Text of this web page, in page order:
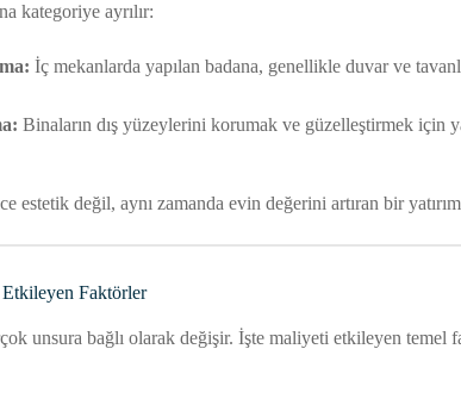
kategoriye ayrılır:
İç mekanlarda yapılan badana, genellikle duvar ve
Binaların dış yüzeylerini korumak ve güzelleştirmek için
estetik değil, aynı zamanda evin değerini artıran bir
Etkileyen Faktörler
unsura bağlı olarak değişir. İşte maliyeti etkileyen temel